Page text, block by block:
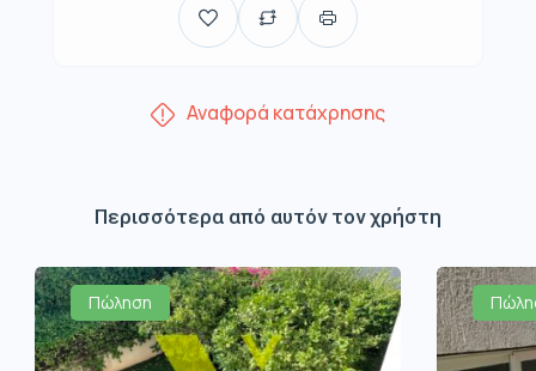
Αναφορά κατάχρησης
Περισσότερα από αυτόν τον χρήστη
Πώληση